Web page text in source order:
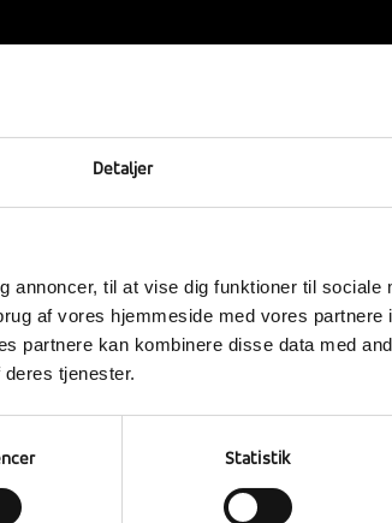
Detaljer
annoncer, til at vise dig funktioner til sociale
af vores hjemmeside med vores partnere
partnere kan kombinere disse data med
tjenester.
Statistik
Kirke
lokale præst Tom Hagedorn, som også har
kor sang flere julesalmer. Vi nyder at kunne
en oplevelse som de ikke har mødt